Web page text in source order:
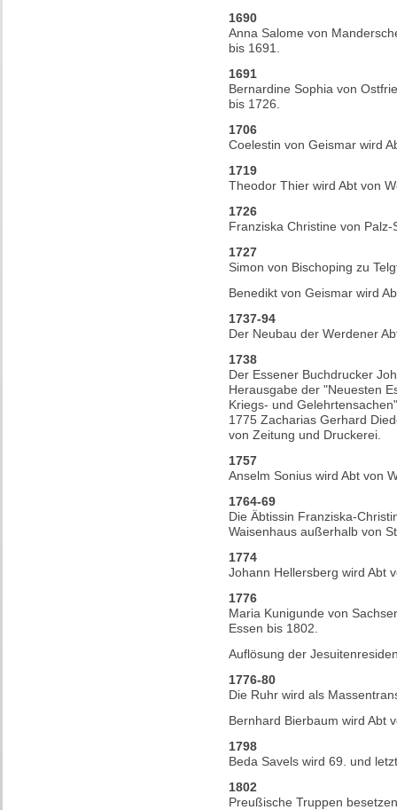
1690
Anna Salome von
bis 1691.
1691
Bernardine Sophia von
bis 1726.
1706
Coelestin von Geismar wird
1719
Theodor Thier wird Abt von
1726
Franziska Christine von
1727
Simon von Bischoping zu
Benedikt von Geismar wird
1737-94
Der Neubau der Werdener
1738
Der Essener Buchdrucker
Herausgabe der "Neuesten
Kriegs- und
1775 Zacharias Gerhard
von Zeitung und Druckerei.
1757
Anselm Sonius wird Abt von
1764-69
Die Äbtissin Franziska-
Waisenhaus außerhalb von
1774
Johann Hellersberg wird Abt
1776
Maria Kunigunde von
Essen bis 1802.
Auflösung der
1776-80
Die Ruhr wird als
Bernhard Bierbaum wird Abt
1798
Beda Savels wird 69. und
1802
Preußische Truppen